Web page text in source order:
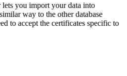
you import your data into
way to the other database
to accept the certificates specific to